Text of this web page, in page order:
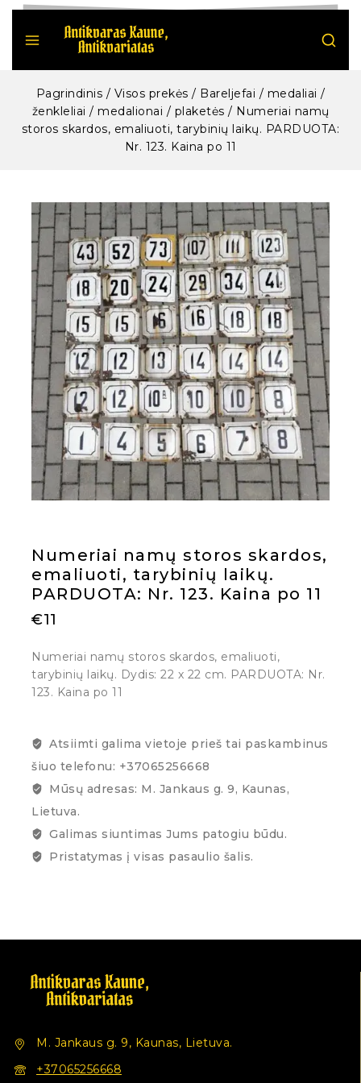
Pagrindinis / Visos prekės / Bareljefai / medaliai /
ženkleliai / medalionai / plaketės / Numeriai namų
storos skardos, emaliuoti, tarybinių laikų. PARDUOTA:
Nr. 123. Kaina po 11
Numeriai namų storos skardos,
emaliuoti, tarybinių laikų.
PARDUOTA: Nr. 123. Kaina po 11
€11
Numeriai namų storos skardos, emaliuoti,
tarybinių laikų. Dydis: 22 x 22 cm. PARDUOTA: Nr.
123. Kaina po 11
Atsiimti galima vietoje prieš tai paskambinus
šiuo telefonu: +37065256668
Mūsų adresas: M. Jankaus g. 9, Kaunas,
Lietuva.
Galimas siuntimas Jums patogiu būdu.
Pristatymas į visas pasaulio šalis.
M. Jankaus g. 9, Kaunas, Lietuva.
+37065256668